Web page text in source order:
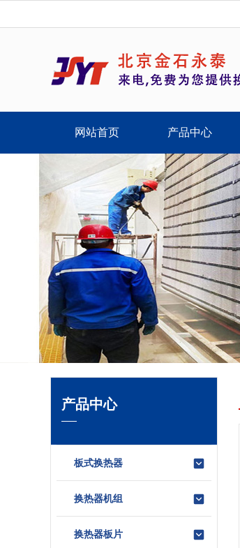
网站首页 产品中心
产品中心
板式换热器
换热器机组
换热器板片